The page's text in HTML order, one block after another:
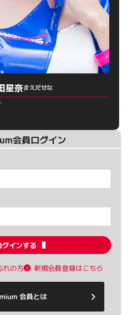
星奈まえだせな
会員ログイン
グインする
れの方 新規会員登録はこちら